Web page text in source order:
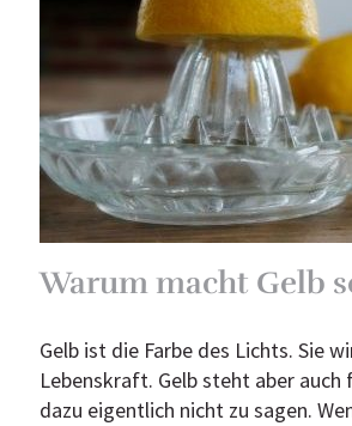
Warum macht Gelb
Gelb ist die Farbe des Lichts. Sie
Lebenskraft. Gelb steht aber
dazu eigentlich nicht zu sagen.